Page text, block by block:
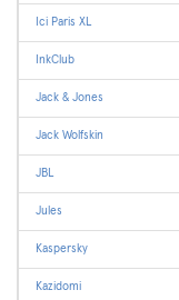
Ici Paris XL
InkClub
Jack & Jones
Jack Wolfskin
JBL
Jules
Kaspersky
Kazidomi